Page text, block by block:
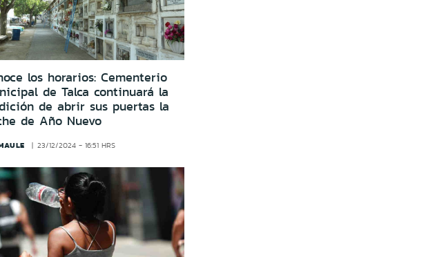
los horarios: Cementerio
de Talca continuará la
de abrir sus puertas la
de Año Nuevo
23/12/2024 - 16:51 HRS